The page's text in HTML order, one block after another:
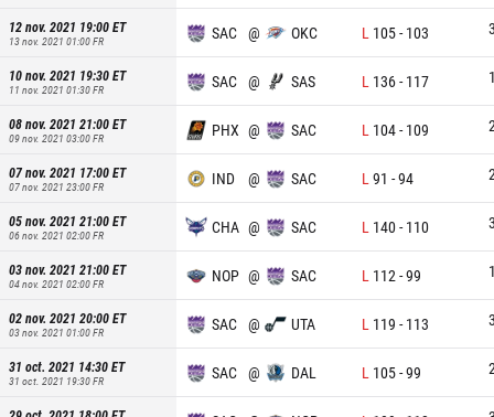
12 nov. 2021 19:00ET
13 nov. 2021 01:00FR SAC @ OKC L 105- 103
10 nov. 2021 19:30ET
11 nov. 2021 01:30FR SAC @ SAS L 136- 117
08 nov. 2021 21:00ET
09 nov. 2021 03:00FR PHX @ SAC L 104- 109
07 nov. 2021 17:00ET
07 nov. 2021 23:00FR IND @ SAC L 91 -94
05 nov. 2021 21:00ET
06 nov. 2021 02:00FR CHA @ SAC L 140- 110
03 nov. 2021 21:00ET
04 nov. 2021 02:00FR NOP @ SAC L 112 -99
02 nov. 2021 20:00ET
03 nov. 2021 01:00FR SAC @ UTA L 119 - 113
31 oct. 2021 14:30ET
31 oct. 2021 19:30FR SAC @ DAL L 105-99